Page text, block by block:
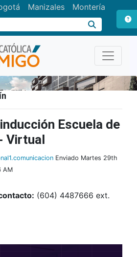
Manizales Montería
Escuela de
Virtual
Enviado Martes 29th
AM
(604) 4487666 ext.